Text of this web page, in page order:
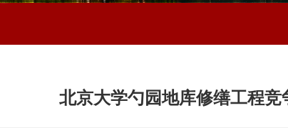
北京大学勺园地库修缮工程竞